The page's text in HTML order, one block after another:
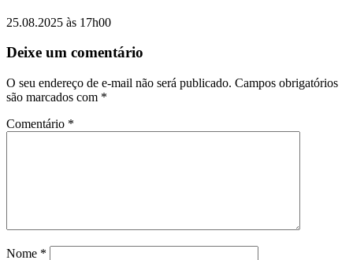
25.08.2025 às 17h00
Deixe um comentário
O seu endereço de e-mail não será publicado. Campos obrigatórios
são marcados com *
Comentário *
Nome *